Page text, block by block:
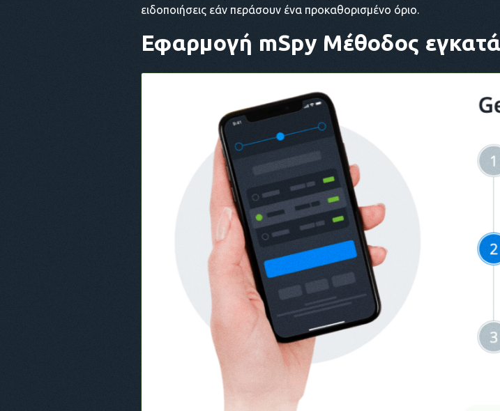
ειδοποιήσεις εάν περάσουν ένα προκαθορισμένο όριο.
Εφαρμογή mSpy Μέθοδος